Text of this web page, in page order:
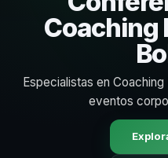
Coaching
Especialistas en
eventos